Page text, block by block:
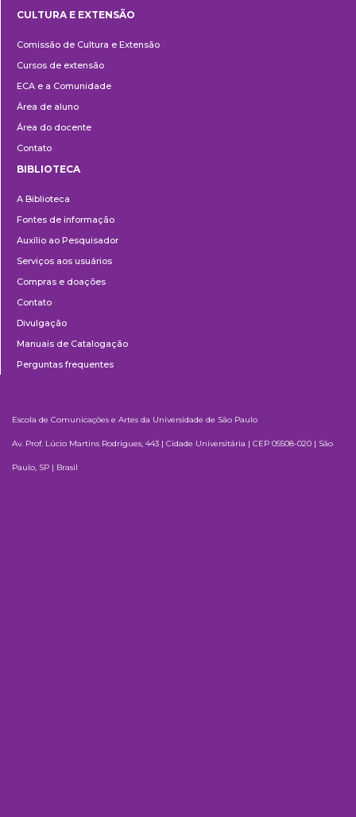
e
Extensão
CULTURA E EXTENSÃO
Comissão de Cultura e Extensão
Cursos de extensão
ECA e a Comunidade
Área de aluno
Área do docente
Contato
BIBLIOTECA
A Biblioteca
Fontes de informação
Auxílio ao Pesquisador
Serviços aos usuários
Compras e doações
Contato
Divulgação
Manuais de Catalogação
Perguntas frequentes
Escola de Comunicações e Artes da Universidade de São Paulo
Av. Prof. Lúcio Martins Rodrigues, 443 | Cidade Universitária | CEP 05508-020 | São
Paulo, SP | Brasil